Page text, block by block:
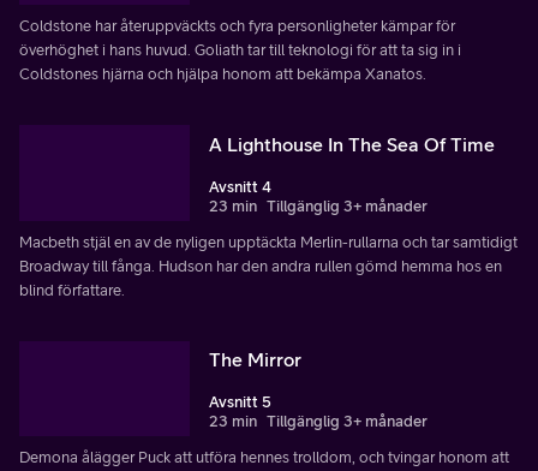
Coldstone har återuppväckts och fyra personligheter kämpar för
överhöghet i hans huvud. Goliath tar till teknologi för att ta sig in i
Coldstones hjärna och hjälpa honom att bekämpa Xanatos.
A Lighthouse In The Sea Of Time
Avsnitt 4
23 min Tillgänglig 3+ månader
Macbeth stjäl en av de nyligen upptäckta Merlin-rullarna och tar samtidigt
Broadway till fånga. Hudson har den andra rullen gömd hemma hos en
blind författare.
The Mirror
Avsnitt 5
23 min Tillgänglig 3+ månader
Demona ålägger Puck att utföra hennes trolldom, och tvingar honom att